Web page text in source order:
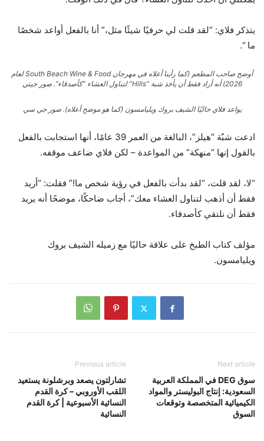
يتذكر فلاي: “لقد قلت لي حرفيًا شيئًا مثل،” أنا بالفعل أواعد شخصًا
ما “.
أوضح صاحب المطعم (كما رأينا أعلاه في مهرجان South Beach Wine & Food لعام
2026) أنه أراد فقط أن يأخذ شبة “Hills” لتناول العشاء “كأصدقاء”.
صور جيتي
يواعد فلاي حاليًا الشيف بروك ويليامسون (كما هو موضح أعلاه).صور جي سي
ادعت شبّة “هيلز”، البالغة من العمر 39 عامًا، أنها استجابت بالفعل
بالقول إنها “منهكة” من المواعدة – لكن فلاي ضاعف موقفه.
“لا، لقد قلت، “لقد بدأت بالفعل في رؤية شخص ما!” فقلت: “أريد
فقط أن أذهب لتناول العشاء معك”، أجاب ضاحكًا، موضحًا أنه يريد
فقط أن نلتقي كأصدقاء.
مؤلف كتاب الطبخ على علاقة حاليًا مع زميله الشيف بروك
ويليامسون.
Previous article
تشارلتون يصعد وبرشلونة يستعيد
اللقب الأوروبي – كرة القدم
النسائية الأسبوعية | كرة القدم
النسائية
Next article
سوق DEG في المملكة العربية
السعودية: إنتاج البوليستر والمواد
الكيميائية المتخصصة وتوقعات
السوق